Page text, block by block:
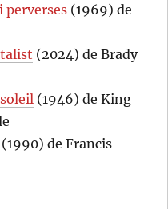
perverses (1969) de
(2024) de Brady
(1946) de King
(1990) de Francis